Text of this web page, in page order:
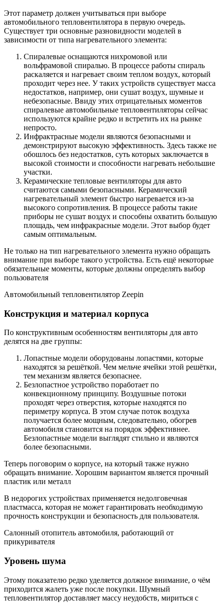
Этот параметр должен учитываться при выборе
автомобильного тепловентилятора в первую очередь.
Существует три основные разновидности моделей в
зависимости от типа нагревательного элемента:
Спиралевые оснащаются нихромовой или
вольфрамовой спиралью. В процессе работы спираль
раскаляется и нагревает своим теплом воздух, который
проходит через нее. У таких устройств существует масса
недостатков, например, они сушат воздух, шумные и
небезопасные. Ввиду этих отрицательных моментов
спиралевые автомобильные тепловентиляторы сейчас
используются крайне редко и встретить их на рынке
непросто.
Инфрактрасные модели являются безопасными и
демонстрируют высокую эффективность. Здесь также не
обошлось без недостатков, суть которых заключается в
высокой стоимости и способности нагревать небольшие
участки.
Керамические тепловые вентиляторы для авто
считаются самыми безопасными. Керамический
нагревательный элемент быстро нагревается из-за
высокого сопротивления. В процессе работы такие
приборы не сушат воздух и способны охватить большую
площадь, чем инфракрасные модели. Этот выбор будет
самым оптимальным.
Не только на тип нагревательного элемента нужно обращать
внимание при выборе такого устройства. Есть ещё некоторые
обязательные моменты, которые должны определять выбор
пользователя
Автомобильный тепловентилятор Zeepin
Конструкция и материал корпуса
По конструктивным особенностям вентиляторы для авто
делятся на две группы:
Лопастные модели оборудованы лопастями, которые
находятся за решёткой. Чем мельче ячейки этой решётки,
тем механизм является безопаснее.
Безлопастное устройство поработает по
конвекционному принципу. Воздушные потоки
проходят через отверстия, которые находятся по
периметру корпуса. В этом случае поток воздуха
получается более мощным, следовательно, обогрев
автомобиля становится на порядок эффективнее.
Безлопастные модели выглядят стильно и являются
более безопасными.
Теперь поговорим о корпусе, на который также нужно
обращать внимание. Хорошим вариантом является прочный
пластик или металл
В недорогих устройствах применяется недолговечная
пластмасса, которая не может гарантировать необходимую
прочность конструкции и безопасность для пользователя.
Салонный отопитель автомобиля, работающий от
прикуривателя
Уровень шума
Этому показателю редко уделяется должное внимание, о чём
приходится жалеть уже после покупки. Шумный
тепловентилятор доставляет массу неудобств, мириться с